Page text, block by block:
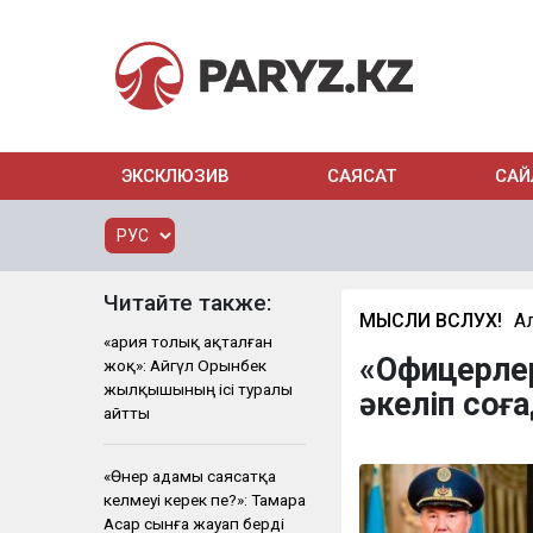
ЭКСКЛЮЗИВ САЯСАТ
Читайте также:
«Қария толық ақталған
жоқ»: Айгүл Орынбек
жылқышының ісі туралы
айтты
«Өнер адамы саясатқа
келмеуі керек пе?»: Тамара
Асар сынға жауап берді
МЫСЛИ ВСЛУХ!
әкеліп